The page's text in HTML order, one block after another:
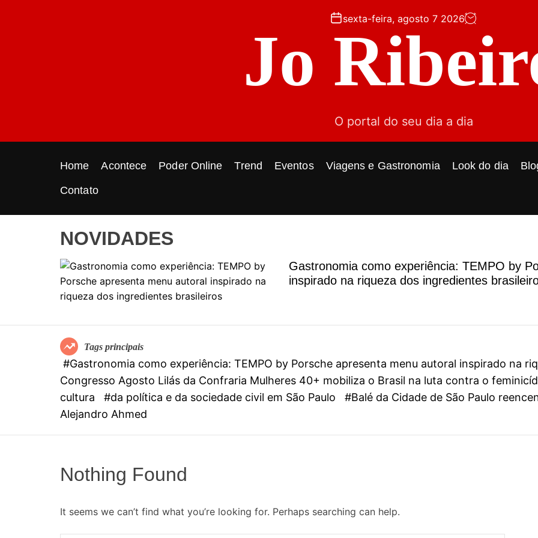
t
sexta-feira, agosto 7 2026
Jo
O portal do seu dia a dia
Home Acontece Poder Online Trend Eventos Viagens e Gastronomia Look do dia
Contato
NOVIDADES
Gastronomia como experiência: TEMPO by
inspirado na riqueza dos ingredientes
Tags principais
#Gastronomia como experiência: TEMPO by Porsche apresenta menu autoral inspirado na
Congresso Agosto Lilás da Confraria Mulheres 40+ mobiliza o Brasil na luta contra o
cultura
#da política e da sociedade civil em São Paulo #Balé da Cidade de São Paulo
Alejandro Ahmed
Nothing Found
It seems we can’t find what you’re looking for. Perhaps searching can help.